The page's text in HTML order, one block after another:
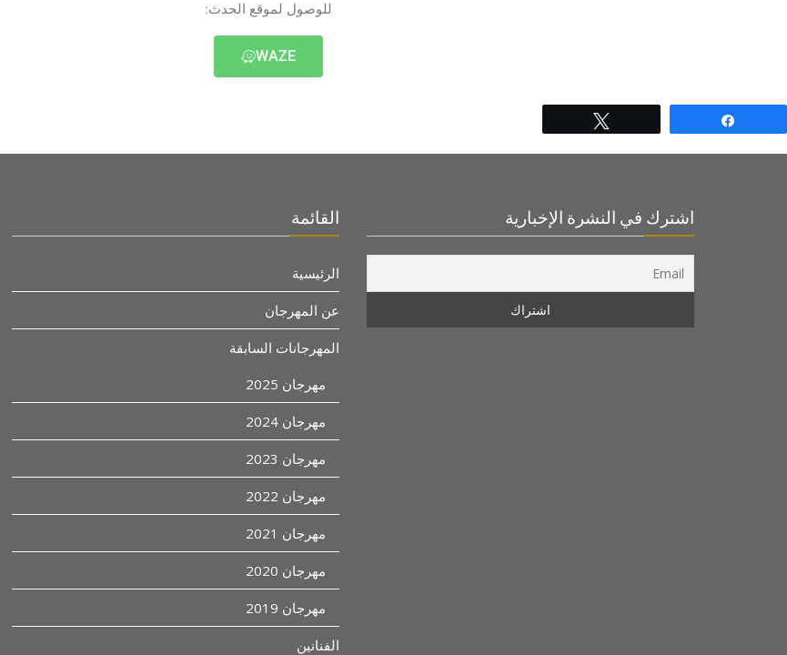
للوصول لموقع الحدث:
WAZE
اشترك في النشرة الإخبارية القائمة
الرئيسية
عن المهرجان
المهرجانات السابقة
مهرجان 2025
مهرجان 2024
مهرجان 2023
مهرجان 2022
مهرجان 2021
مهرجان 2020
مهرجان 2019
الفنانين